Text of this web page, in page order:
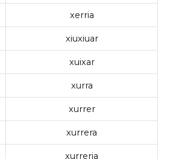
xerria
xiuxiuar
xuixar
xurra
xurrer
xurrera
xurreria